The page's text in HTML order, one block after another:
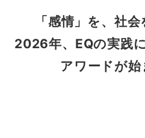
「感情」を、社
2026年、EQの実践
アワードが始